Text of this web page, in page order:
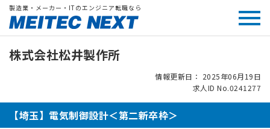
製造業・メーカー・ITのエンジニア転職なら
株式会社松井製作所
情報更新日： 2025年06月19日
求人ID No.0241277
【埼玉】電気制御設計＜第二新卒枠＞